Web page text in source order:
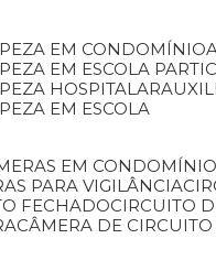
EM CONDOMÍNIO
EM ESCOLA
HOSPITALAR
EM ESCOLA
EM CONDOMÍNIO
PARA VIGILÂNCIA
FECHADO
CIRCUITO
CÂMERA DE